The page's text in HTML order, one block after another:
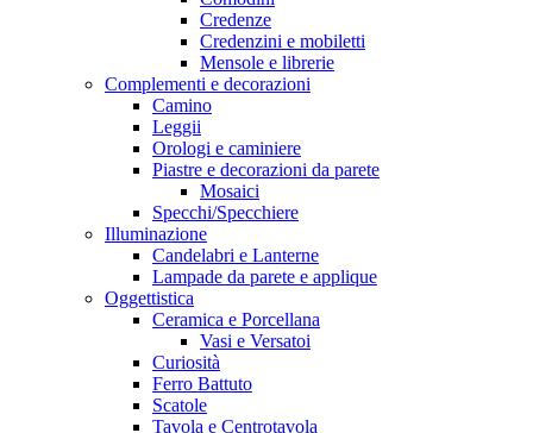
Credenze
Credenzini e mobiletti
Mensole e librerie
Complementi e decorazioni
Camino
Leggii
Orologi e caminiere
Piastre e decorazioni da parete
Mosaici
Specchi/Specchiere
Illuminazione
Candelabri e Lanterne
Lampade da parete e applique
Oggettistica
Ceramica e Porcellana
Vasi e Versatoi
Curiosità
Ferro Battuto
Scatole
Tavola e Centrotavola